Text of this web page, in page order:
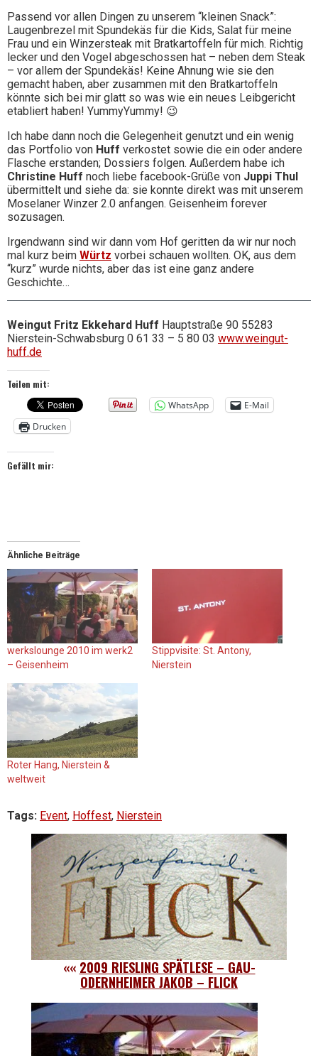
Passend vor allen Dingen zu unserem “kleinen Snack”:
Laugenbrezel mit Spundekäs für die Kids, Salat für meine
Frau und ein Winzersteak mit Bratkartoffeln für mich. Richtig
lecker und den Vogel abgeschossen hat – neben dem Steak
– vor allem der Spundekäs! Keine Ahnung wie sie den
gemacht haben, aber zusammen mit den Bratkartoffeln
könnte sich bei mir glatt so was wie ein neues Leibgericht
etabliert haben! YummyYummy! 😉
Ich habe dann noch die Gelegenheit genutzt und ein wenig
das Portfolio von Huff verkostet sowie die ein oder andere
Flasche erstanden; Dossiers folgen. Außerdem habe ich
Christine Huff noch liebe facebook-Grüße von Juppi Thul
übermittelt und siehe da: sie konnte direkt was mit unserem
Moselaner Winzer 2.0 anfangen. Geisenheim forever
sozusagen.
Irgendwann sind wir dann vom Hof geritten da wir nur noch
mal kurz beim Würtz vorbei schauen wollten. OK, aus dem
“kurz” wurde nichts, aber das ist eine ganz andere
Geschichte…
Weingut Fritz Ekkehard Huff Hauptstraße 90 55283
Nierstein-Schwabsburg 0 61 33 – 5 80 03 www.weingut-
huff.de
Teilen mit:
WhatsApp
E-Mail
Drucken
Gefällt mir:
Ähnliche Beiträge
werkslounge 2010 im werk2
– Geisenheim
Stippvisite: St. Antony,
Nierstein
Roter Hang, Nierstein &
weltweit
Tags: Event, Hoffest, Nierstein
«« 2009 RIESLING SPÄTLESE – GAU-
ODERNHEIMER JAKOB – FLICK